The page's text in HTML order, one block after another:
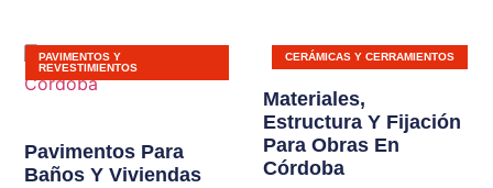
PAVIMENTOS Y
REVESTIMIENTOS
Pavimentos Para
Baños Y Viviendas
CERÁMICAS Y CERRAMIENTOS
Materiales,
Estructura Y Fijación
Para Obras En
Córdoba